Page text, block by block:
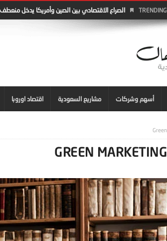
TRENDING الصراع الاقتصادي بين الصين وأمريكا يدخل منعطف
أسهم وشركات مشاريع السعودية اقتصاد اوروبا